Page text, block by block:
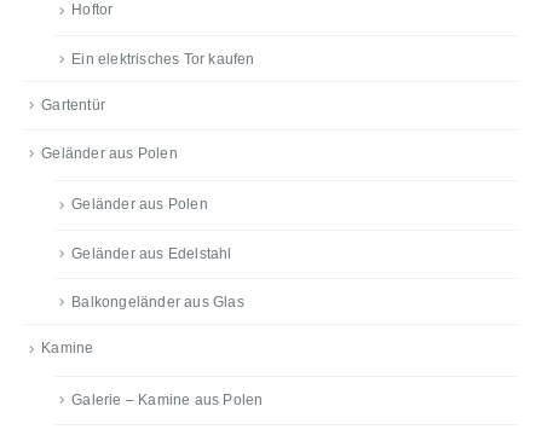
Hoftor
Ein elektrisches Tor kaufen
Gartentür
Geländer aus Polen
Geländer aus Polen
Geländer aus Edelstahl
Balkongeländer aus Glas
Kamine
Galerie – Kamine aus Polen